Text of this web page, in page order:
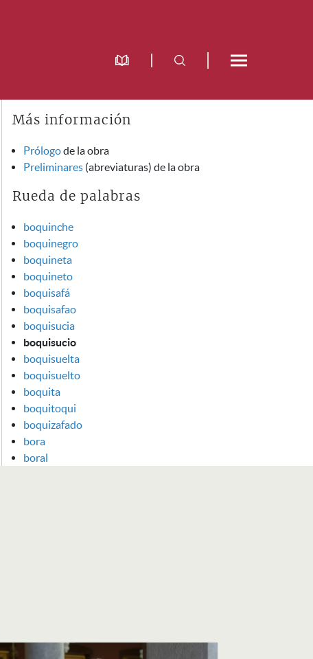
Más información
Prólogode la obra
Preliminares (abreviaturas) de la obra
Rueda de palabras
boquinche
boquinegro
boquineta
boquineto
boquisafá
boquisafao
boquisucia
boquisucio
boquisuelta
boquisuelto
boquita
boquitoqui
boquizafado
bora
boral